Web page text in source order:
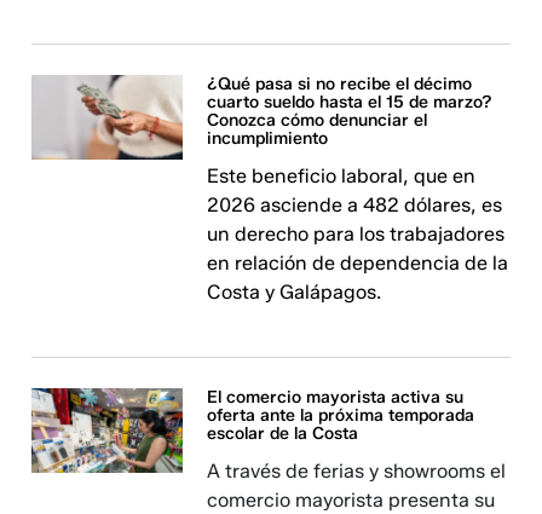
¿Qué pasa si no recibe el décimo
cuarto sueldo hasta el 15 de marzo?
Conozca cómo denunciar el
incumplimiento
Este beneficio laboral, que en
2026 asciende a 482 dólares, es
un derecho para los trabajadores
en relación de dependencia de la
Costa y Galápagos.
El comercio mayorista activa su
oferta ante la próxima temporada
escolar de la Costa
A través de ferias y showrooms el
comercio mayorista presenta su